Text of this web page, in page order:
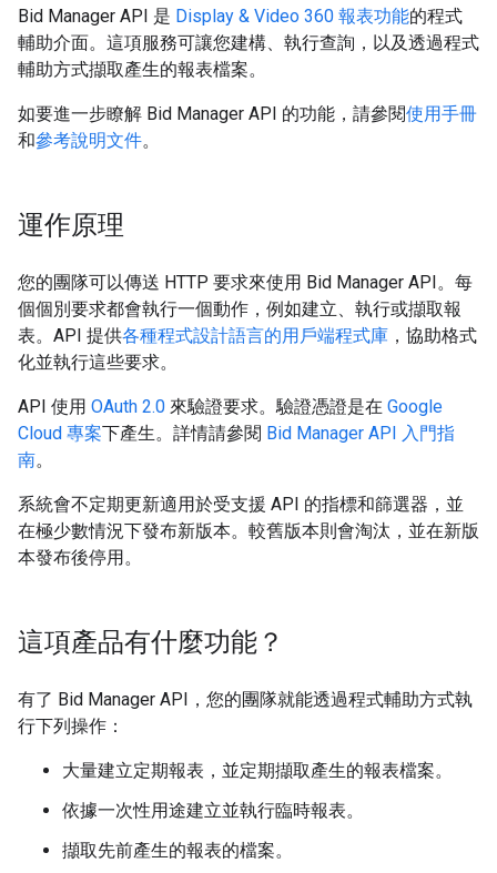
Bid Manager API 是 Display & Video 360 報表功能的程式
輔助介面。這項服務可讓您建構、執行查詢，以及透過程式
輔助方式擷取產生的報表檔案。
如要進一步瞭解 Bid Manager API 的功能，請參閱使用手冊
和參考說明文件。
運作原理
您的團隊可以傳送 HTTP 要求來使用 Bid Manager API。每
個個別要求都會執行一個動作，例如建立、執行或擷取報
表。API 提供各種程式設計語言的用戶端程式庫 ，協助格式
化並執行這些要求。
API 使用 OAuth 2.0 來驗證要求。驗證憑證是在 Google
Cloud 專案下產生。詳情請參閱 Bid Manager API 入門指
南。
系統會不定期更新適用於受支援 API 的指標和篩選器，並
在極少數情況下發布新版本。較舊版本則會淘汰，並在新版
本發布後停用。
這項產品有什麼功能？
有了 Bid Manager API，您的團隊就能透過程式輔助方式執
行下列操作：
大量建立定期報表，並定期擷取產生的報表檔案。
依據一次性用途建立並執行臨時報表。
擷取先前產生的報表的檔案。